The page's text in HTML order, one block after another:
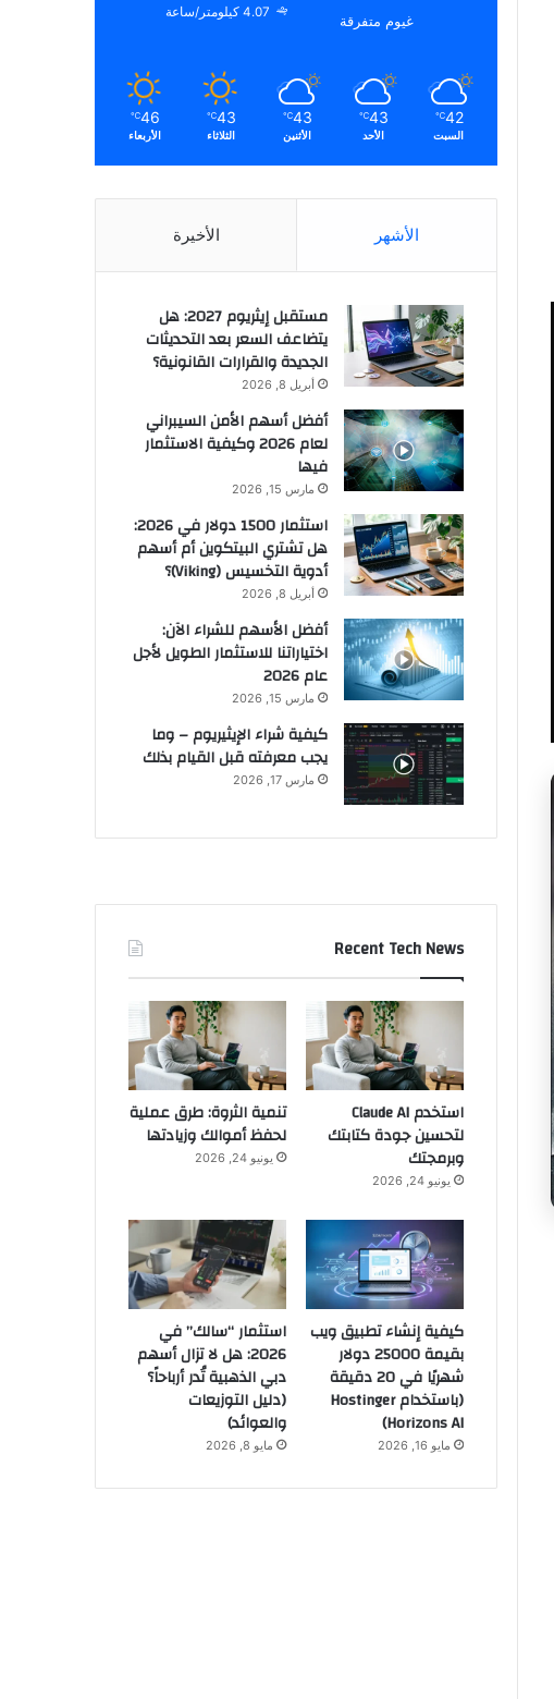
غيوم متفرقة
4.07 كيلومتر/ساعة
42
℃
السبت
43
℃
الأحد
43
℃
الأثنين
43
℃
الثلاثاء
46
℃
الأربعاء
الأشهر الأخيرة
مستقبل إيثريوم 2027: هل
يتضاعف السعر بعد التحديثات
الجديدة والقرارات القانونية؟
أبريل 8, 2026
أفضل أسهم الأمن السيبراني
لعام 2026 وكيفية الاستثمار
فيها
مارس 15, 2026
استثمار 1500 دولار في 2026:
هل تشتري البيتكوين أم أسهم
أدوية التخسيس (Viking)؟
أبريل 8, 2026
أفضل الأسهم للشراء الآن:
اختياراتنا للاستثمار الطويل لأجل
عام 2026
مارس 15, 2026
كيفية شراء الإيثيريوم – وما
يجب معرفته قبل القيام بذلك
مارس 17, 2026
Recent Tech News
استخدم Claude AI
لتحسين جودة كتابتك
وبرمجتك
يونيو 24, 2026
تنمية الثروة: طرق عملية
لحفظ أموالك وزيادتها
يونيو 24, 2026
كيفية إنشاء تطبيق ويب
بقيمة 25000 دولار
شهريًا في 20 دقيقة
(باستخدام Hostinger
Horizons AI)
مايو 16, 2026
استثمار “سالك” في
2026: هل لا تزال أسهم
دبي الذهبية تُدر أرباحاً؟
(دليل التوزيعات
والعوائد)
مايو 8, 2026